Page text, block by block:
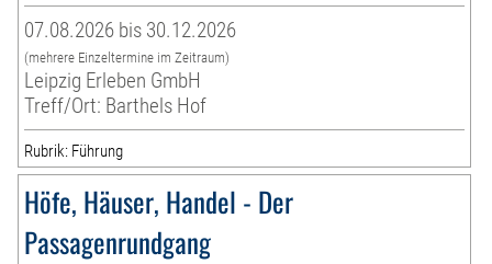
07.08.2026 bis 30.12.2026
(mehrere Einzeltermine im Zeitraum)
Leipzig Erleben GmbH
Treff/Ort: Barthels Hof
Rubrik: Führung
Höfe, Häuser, Handel - Der
Passagenrundgang